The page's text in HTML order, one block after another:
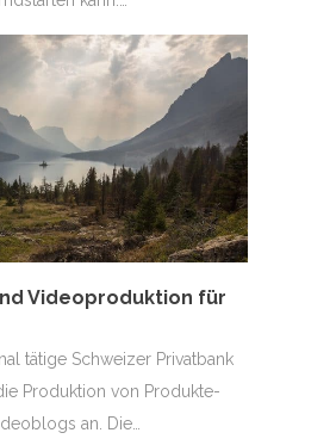
Videoproduktion für
tätige Schweizer Privatbank
Produktion von Produkte-
an. Die…